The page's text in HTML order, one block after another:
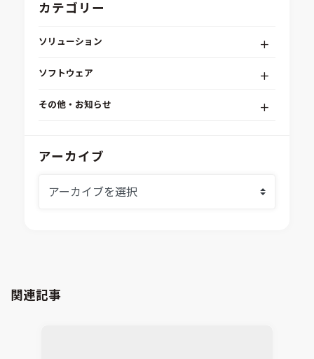
カテゴリー
ソリューション
組込みソフトウェア開発プラットフォーム
システムシミュレーション
CAD連携・CAE業務支援
ソフトウェア
modeFRONTIER
Ansys SCADE
Virtual Environment
その他・お知らせ
IDAJからのお知らせ
アーカイブ
関連記事